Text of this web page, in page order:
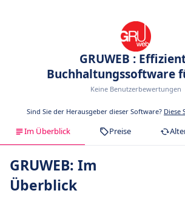
GRUWEB :
Buchhaltungssoftware
Keine Benutzerbewertungen
Sind Sie der Herausgeber dieser Software? Diese
Im Überblick Preise
GRUWEB: Im
Überblick